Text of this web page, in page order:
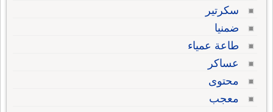
سكرتير
ضمنيا
طاعة عمياء
عساكر
محتوى
معجب